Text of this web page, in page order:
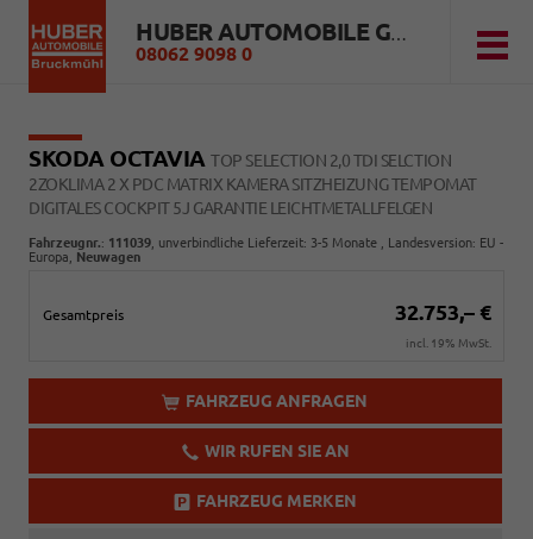
HUBER AUTOMOBILE GMBH
08062 9098 0
SKODA OCTAVIATOP SELECTION 2,0 TDI SELCTION
2ZOKLIMA 2 X PDC MATRIX KAMERA SITZHEIZUNG TEMPOMAT
DIGITALES COCKPIT 5J GARANTIE LEICHTMETALLFELGEN
Fahrzeugnr.: 111039 , unverbindliche Lieferzeit: 3-5 Monate , Landesversion: EU -
Europa, Neuwagen
Gesamtpreis 32.753,– €
incl. 19% MwSt.
FAHRZEUG ANFRAGEN
WIR RUFEN SIE AN
FAHRZEUG MERKEN